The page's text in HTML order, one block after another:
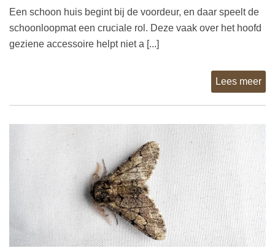
Een schoon huis begint bij de voordeur, en daar speelt de
schoonloopmat een cruciale rol. Deze vaak over het hoofd
geziene accessoire helpt niet a [...]
Lees meer